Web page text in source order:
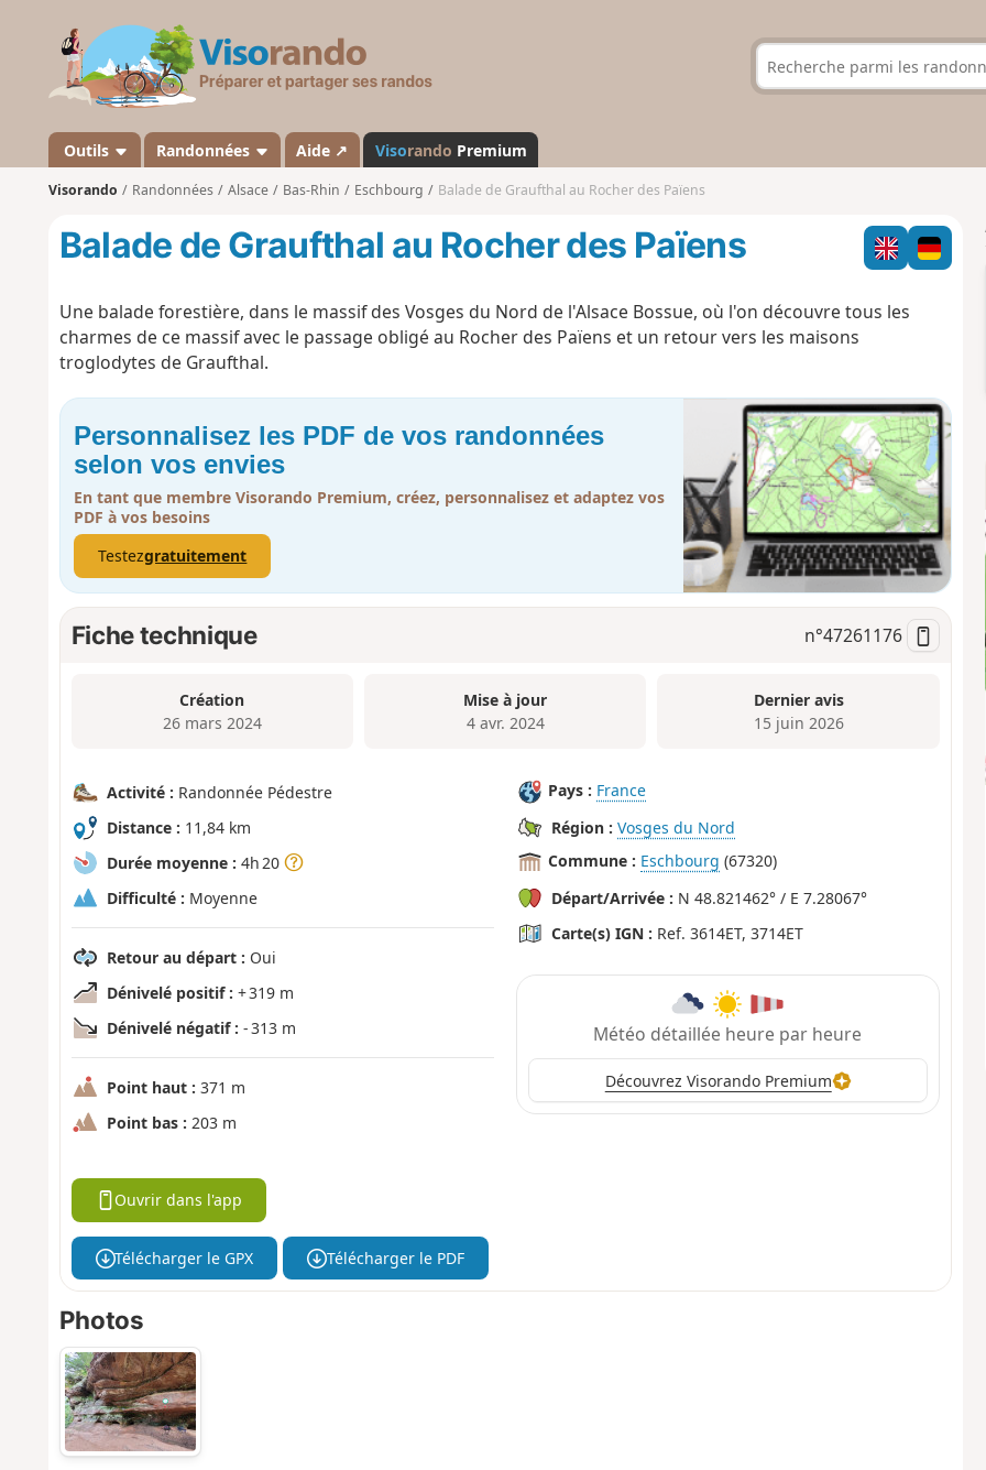
s
a
n
d
Outils Randonnées Aide ↗ Visorando Premium
Visorando Randonnées Alsace Bas-Rhin Eschbourg Balade de Graufthal au Rocher des Païens
Balade de Graufthal au Rocher des Païens
Une balade forestière, dans le massif des Vosges du Nord de l'Alsace Bossue, où l'on découvre tous les
charmes de ce massif avec le passage obligé au Rocher des Païens et un retour vers les maisons
troglodytes de Graufthal.
Personnalisez les PDF de vos randonnées
selon vos envies
En tant que membre Visorando Premium, créez, personnalisez et adaptez vos
PDF à vos besoins
Testezgratuitement
Fiche technique n°47261176
Création
26 mars 2024
Mise à jour
4 avr. 2024
Dernier avis
15 juin 2026
Activité : Randonnée Pédestre
Distance : 11,84 km
Durée moyenne : 4h 20
Difficulté : Moyenne
Retour au départ : Oui
Dénivelé positif : + 319 m
Dénivelé négatif : - 313 m
Point haut : 371 m
Point bas : 203 m
Pays : France
Région : Vosges du Nord
Commune : Eschbourg (67320)
Départ/Arrivée : N 48.821462° / E 7.28067°
Carte(s) IGN : Ref. 3614ET, 3714ET
Météo détaillée heure par heure
Découvrez Visorando Premium
Ouvrir dans l'app
Télécharger le GPX Télécharger le PDF
Photos